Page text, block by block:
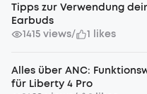
Tipps zur Verwendung
Earbuds
1415 views/ 1 likes
Alles über ANC:
für Liberty 4 Pro